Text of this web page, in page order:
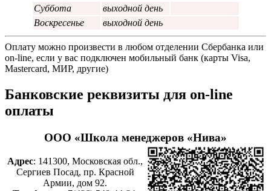
Суббота
выходной день
Воскресенье
выходной день
Оплату можно произвести в любом отделении Сбербанка или
on-line, если у вас подключен мобильный банк (карты Visa,
Mastercard, МИР, другие)
Банковские реквизиты для on-line
оплаты
ООО «Школа менеджеров «Нива»
Адрес: 141300, Московская обл.,
Сергиев Посад, пр. Красной
Армии, дом 92.